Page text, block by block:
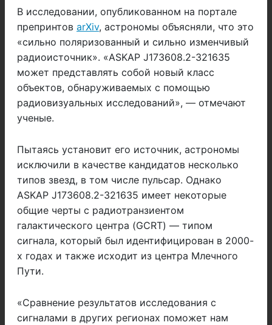
В исследовании, опубликованном на портале
препринтов arXiv, астрономы объясняли, что это
«сильно поляризованный и сильно изменчивый
радиоисточник». «ASKAP J173608.2-321635
может представлять собой новый класс
объектов, обнаруживаемых с помощью
радиовизуальных исследований», — отмечают
ученые.
Пытаясь установит его источник, астрономы
исключили в качестве кандидатов несколько
типов звезд, в том числе пульсар. Однако
ASKAP J173608.2-321635 имеет некоторые
общие черты с радиотранзиентом
галактического центра (GCRT) — типом
сигнала, который был идентифицирован в 2000-
х годах и также исходит из центра Млечного
Пути.
«Сравнение результатов исследования с
сигналами в других регионах поможет нам